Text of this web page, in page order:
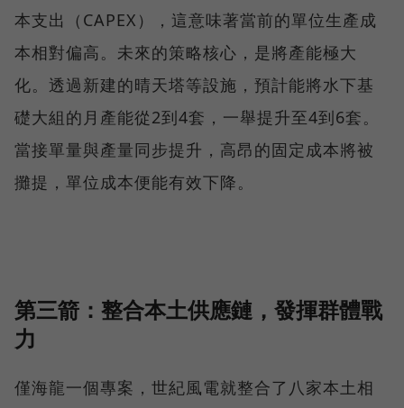
本支出（CAPEX），這意味著當前的單位生產成
本相對偏高。未來的策略核心，是將產能極大
化。透過新建的晴天塔等設施，預計能將水下基
礎大組的月產能從2到4套，一舉提升至4到6套。
當接單量與產量同步提升，高昂的固定成本將被
攤提，單位成本便能有效下降。
第三箭：整合本土供應鏈，發揮群體戰
力
僅海龍一個專案，世紀風電就整合了八家本土相